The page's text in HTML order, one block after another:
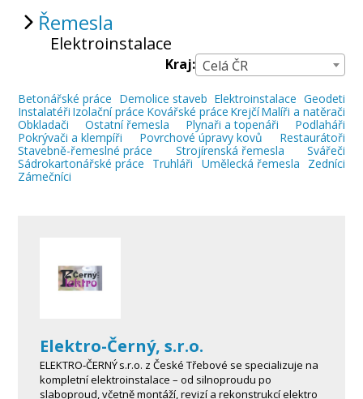
Řemesla
Elektroinstalace
Kraj: Celá ČR
Betonářské práce Demolice staveb Elektroinstalace Geodeti
Instalatéři Izolační práce Kovářské práce KrejčíMalíři a natěrači
Obkladači
Ostatní řemesla Plynaři a topenáři
Podlaháři
Pokrývači a klempíři
Povrchové úpravy kovů
Restaurátoři
Stavebně-řemeslné práce
Strojírenská řemesla
Svářeči
Sádrokartonářské práce
Truhláři Umělecká řemesla
Zedníci
Zámečníci
Elektro-Černý, s.r.o.
ELEKTRO‑ČERNÝ s.r.o. z České Třebové se specializuje na
kompletní elektroinstalace – od silnoproudu po
slaboproud, včetně montáží, revizí a rekonstrukcí elektro